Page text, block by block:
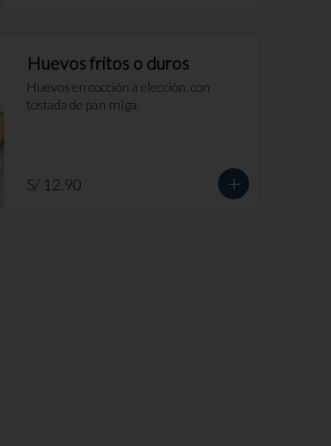
Huevos fritos o duros
Huevos en cocción a elección, con
tostada de pan miga.
S/ 12.90